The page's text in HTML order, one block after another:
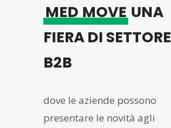
MEDMOVE UNA
FIERA DI SETTORE
B2B
dove le aziende possono
presentare le novità agli